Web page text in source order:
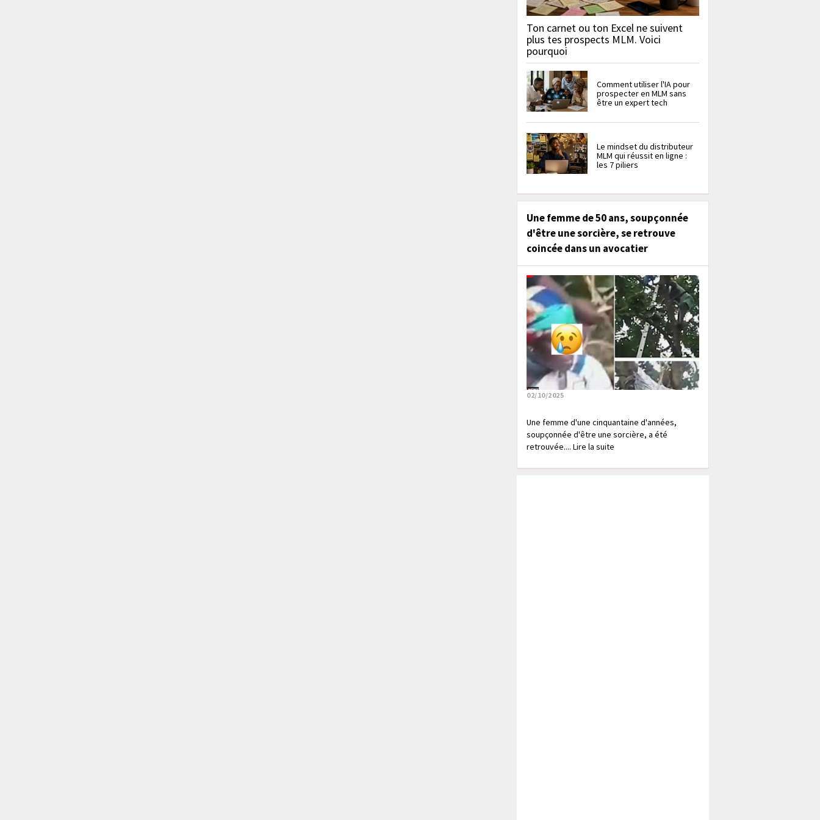
Ton carnet ou ton Excel ne suivent
plus tes prospects MLM. Voici
pourquoi
Comment utiliser l'IA pour
prospecter en MLM sans
être un expert tech
Le mindset du distributeur
MLM qui réussit en ligne :
les 7 piliers
Une femme de 50 ans, soupçonnée
d'être une sorcière, se retrouve
coincée dans un avocatier
02/10/2025
Une femme d'une cinquantaine d'années,
soupçonnée d'être une sorcière, a été
retrouvée.... Lire la suite